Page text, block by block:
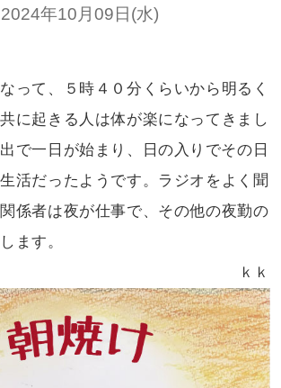
2024年10月09日(水)
って、５時４０分くらいから明るく
に起きる人は体が楽になってきまし
で一日が始まり、日の入りでその日
活だったようです。ラジオをよく 聞
係者は夜が仕事で、 その他の夜勤の
ます。
ｋｋ